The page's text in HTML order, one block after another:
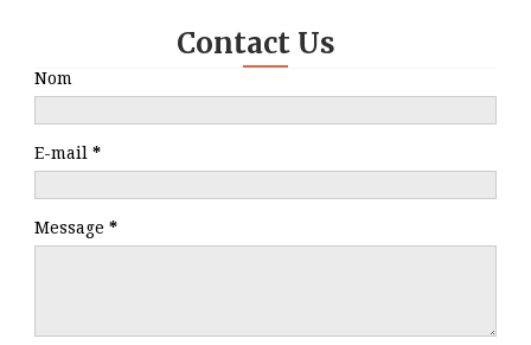
Contact Us
Nom
E-mail *
Message *